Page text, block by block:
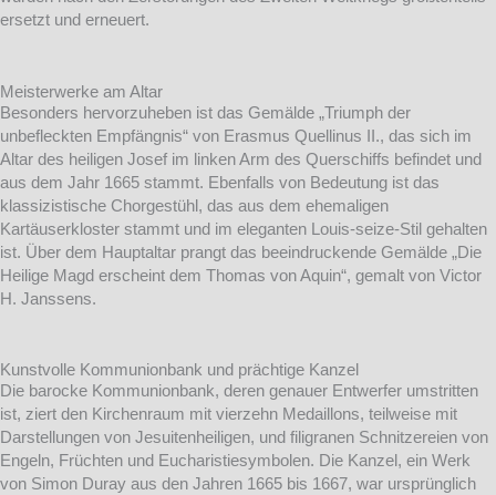
ersetzt und erneuert.
Meisterwerke am Altar
Besonders hervorzuheben ist das Gemälde „Triumph der
unbefleckten Empfängnis“ von Erasmus Quellinus II., das sich im
Altar des heiligen Josef im linken Arm des Querschiffs befindet und
aus dem Jahr 1665 stammt. Ebenfalls von Bedeutung ist das
klassizistische Chorgestühl, das aus dem ehemaligen
Kartäuserkloster stammt und im eleganten Louis-seize-Stil gehalten
ist. Über dem Hauptaltar prangt das beeindruckende Gemälde „Die
Heilige Magd erscheint dem Thomas von Aquin“, gemalt von Victor
H. Janssens.
Kunstvolle Kommunionbank und prächtige Kanzel
Die barocke Kommunionbank, deren genauer Entwerfer umstritten
ist, ziert den Kirchenraum mit vierzehn Medaillons, teilweise mit
Darstellungen von Jesuitenheiligen, und filigranen Schnitzereien von
Engeln, Früchten und Eucharistiesymbolen. Die Kanzel, ein Werk
von Simon Duray aus den Jahren 1665 bis 1667, war ursprünglich